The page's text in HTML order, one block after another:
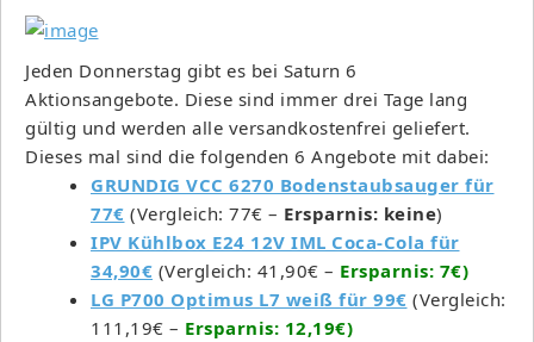
Jeden Donnerstag gibt es bei Saturn 6
Aktionsangebote. Diese sind immer drei Tage lang
gültig und werden alle versandkostenfrei geliefert.
Dieses mal sind die folgenden 6 Angebote mit dabei:
GRUNDIG VCC 6270 Bodenstaubsauger für
77€ (Vergleich: 77€ – Ersparnis: keine)
IPV Kühlbox E24 12V IML Coca-Cola für
34,90€ (Vergleich: 41,90€ – Ersparnis: 7€)
LG P700 Optimus L7 weiß für 99€ (Vergleich:
111,19€ – Ersparnis: 12,19€)